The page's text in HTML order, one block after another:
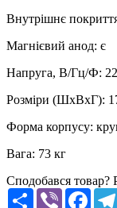
Внутрішнє
Магнієвий анод: є
Напруга, В/Гц/Ф:
Розміри (ШхВхГ):
Форма корпусу:
Вага: 73 кг
Сподобався товар?
Share Viber